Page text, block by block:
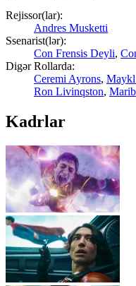
Rejissor(lar):
Andres Musketti
Ssenarist(lər):
Con Frensis Deyli,
Digər Rollarda:
Ceremi Ayrons, Maykl
Ron Livinqston,
Kadrlar